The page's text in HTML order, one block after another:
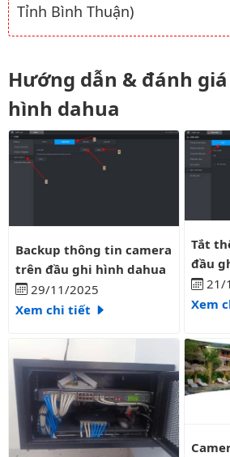
Tỉnh Bình Thuận)
Hướng dẫn & đánh
hình dahua
Backup thông tin camera trên đầu ghi
Backup thông tin camera
trên đầu ghi hình dahua
29/11/2025
Xem chi tiết
Tắt
Tắt
đầu
21/
Xem